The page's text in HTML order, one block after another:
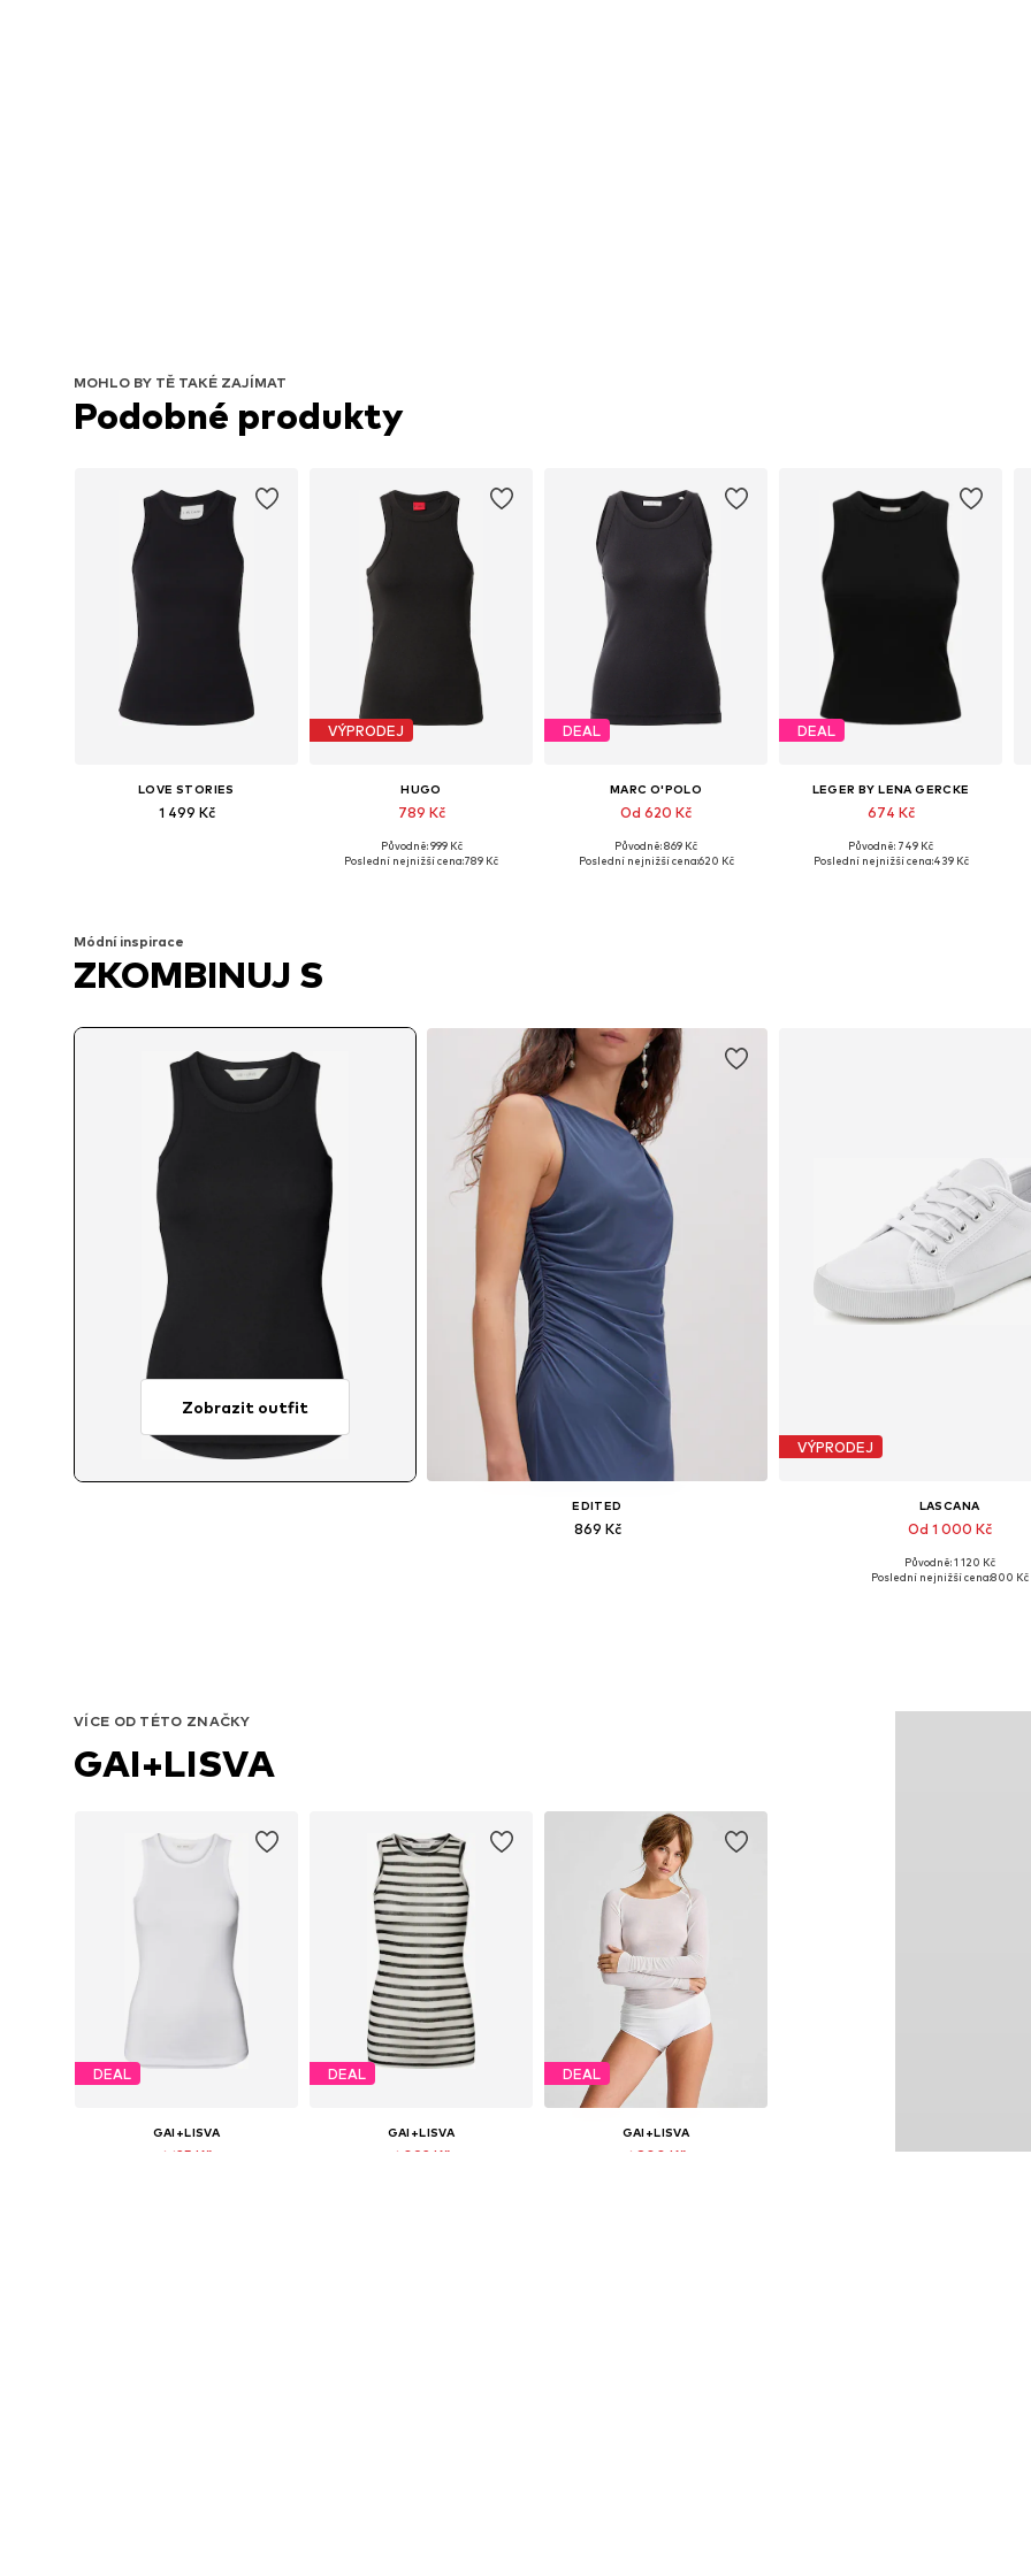
MOHLO BY TĚ TAKÉ ZAJÍMAT
Podobné produkty
LOVE STORIES
1 499 Kč
VÝPRODEJ
HUGO
789 Kč
Dostupné velikosti: XS, S, M, L, XL
Původně: 999 Kč
Poslední nejnižší cena:789 Kč
DEAL
MARC O'POLO
Od 620 Kč
Dostupné v mnoha velikostech
Původně: 869 Kč
Poslední nejnižší cena:620 Kč
DEAL
LEGER BY LENA GERCKE
674 Kč
Původně: 749 Kč
Poslední nejnižší cena:439 Kč
Módní inspirace
ZKOMBINUJ S
Zobrazit outfit
EDITED
869 Kč
VÝPRODEJ
LASCANA
Od 1 000 Kč
Původně: 1 120 Kč
Poslední nejnižší cena:800 Kč
VÍCE OD TÉTO ZNAČKY
GAI+LISVA
DEAL
GAI+LISVA
1 125 Kč
DEAL
GAI+LISVA
1 092 Kč
DEAL
GAI+LISVA
1 800 Kč